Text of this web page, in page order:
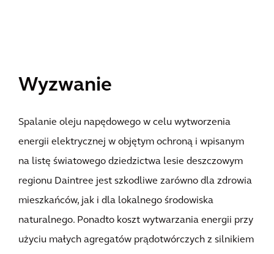
Wyzwanie
Spalanie oleju napędowego w celu wytworzenia
energii elektrycznej w objętym ochroną i wpisanym
na listę światowego dziedzictwa lesie deszczowym
regionu Daintree jest szkodliwe zarówno dla zdrowia
mieszkańców, jak i dla lokalnego środowiska
naturalnego. Ponadto koszt wytwarzania energii przy
użyciu małych agregatów prądotwórczych z silnikiem